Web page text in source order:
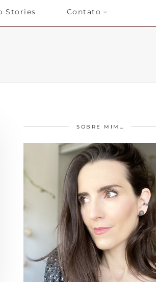
Stories Contato
SOBRE MIM…